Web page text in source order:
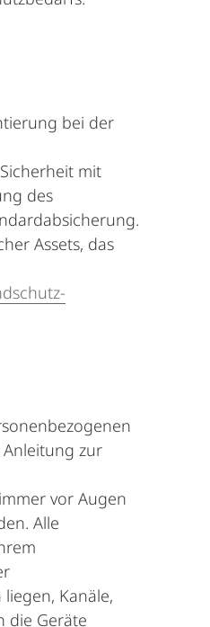
bei der
mit
des
Assets, das
zur
vor Augen
Alle
Kanäle,
die Geräte